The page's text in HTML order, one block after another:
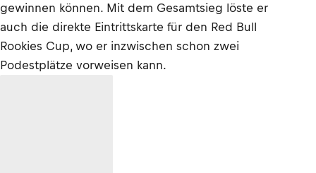
gewinnen können. Mit dem Gesamtsieg löste er
auch die direkte Eintrittskarte für den Red Bull
Rookies Cup, wo er inzwischen schon zwei
Podestplätze vorweisen kann.